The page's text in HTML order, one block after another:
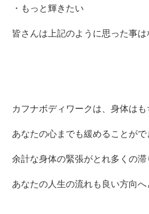
・もっと輝きたい
皆さんは上記のように思った事は
カフナボディワークは、身体はも
あなたの心までも緩めることがで
余計な身体の緊張がとれ多くの滞
あなたの人生の流れも良い方向へ